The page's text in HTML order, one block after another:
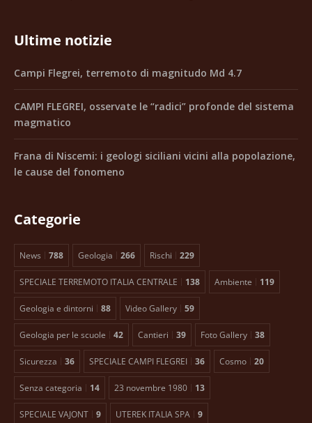
Ultime notizie
Campi Flegrei, terremoto di magnitudo Md 4.7
CAMPI FLEGREI, osservate le “radici” profonde del sistema
magmatico
Frana di Niscemi: i geologi siciliani vicini alla popolazione,
le cause del fonomeno
Categorie
News 788 Geologia 266 Rischi 229
SPECIALE TERREMOTO ITALIA CENTRALE 138 Ambiente 119
Geologia e dintorni 88 Video Gallery 59
Geologia per le scuole 42 Cantieri 39 Foto Gallery 38
Sicurezza 36 SPECIALE CAMPI FLEGREI 36 Cosmo 20
Senza categoria 14 23 novembre 1980 13
SPECIALE VAJONT 9 UTEREK ITALIA SPA 9